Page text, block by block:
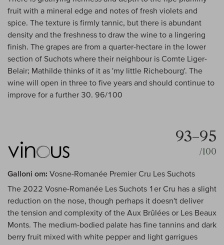
fruit with a mineral edge and notes of fresh violets and
spice. The texture is firmly tannic, but there is abundant
density and the freshness to draw the wine to a lingering
finish. The grapes are from a quarter-hectare in the lower
section of Suchots where their neighbour is Comte Liger-
Belair; Mathilde thinks of it as 'my little Richebourg'. The
wine will open in three to five years and should continue to
improve for a further 30. 96/100
93–95
/100
Galloni om: Vosne-Romanée Premier Cru Les Suchots
The 2022 Vosne-Romanée Les Suchots 1er Cru has a slight
reduction on the nose, though perhaps it doesn't deliver
the tension and complexity of the Aux Brûlées or Les Beaux
Monts. The medium-bodied palate has fine tannins and dark
berry fruit mixed with white pepper and light garrigues